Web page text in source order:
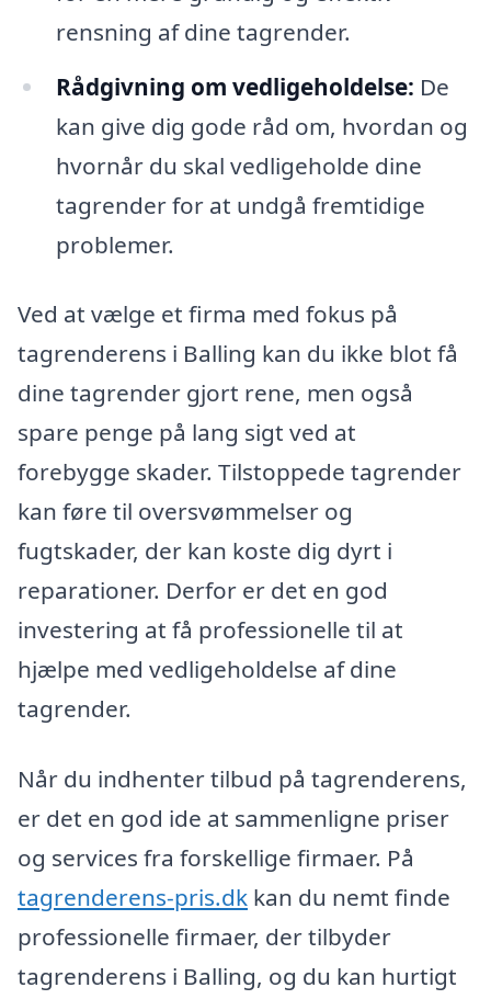
rensning af dine tagrender.
Rådgivning om vedligeholdelse: De
kan give dig gode råd om, hvordan og
hvornår du skal vedligeholde dine
tagrender for at undgå fremtidige
problemer.
Ved at vælge et firma med fokus på
tagrenderens i Balling kan du ikke blot få
dine tagrender gjort rene, men også
spare penge på lang sigt ved at
forebygge skader. Tilstoppede tagrender
kan føre til oversvømmelser og
fugtskader, der kan koste dig dyrt i
reparationer. Derfor er det en god
investering at få professionelle til at
hjælpe med vedligeholdelse af dine
tagrender.
Når du indhenter tilbud på tagrenderens,
er det en god ide at sammenligne priser
og services fra forskellige firmaer. På
tagrenderens-pris.dk kan du nemt finde
professionelle firmaer, der tilbyder
tagrenderens i Balling, og du kan hurtigt